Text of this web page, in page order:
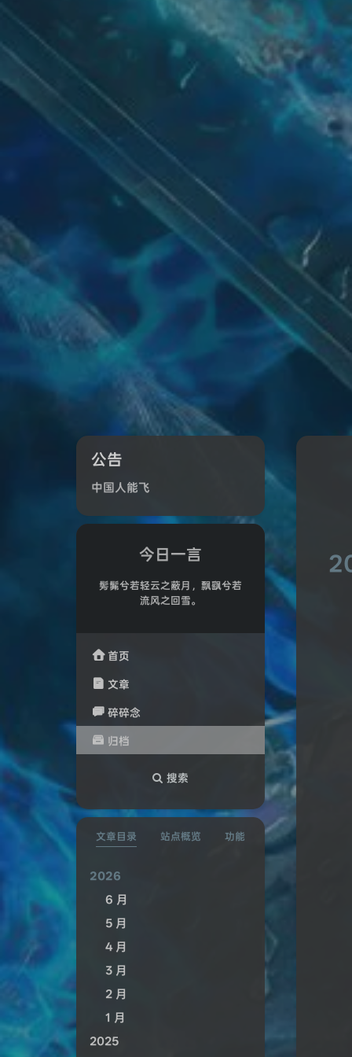
公告
中国人能飞
今日一言
髣髴兮若轻云之蔽月，飘飖兮若
流风之回雪。
首页
 文章
 碎碎念
 归档
搜索
文章目录 站点概览 功能
2026
6 月
5 月
4 月
3 月
2 月
1 月
2025